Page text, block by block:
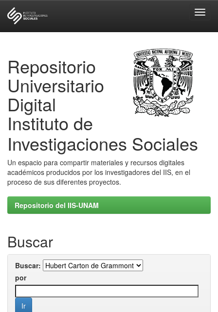
Repositorio
Universitario
Digital
Instituto de
Investigaciones Sociales
Un espacio para compartir materiales y recursos digitales
académicos producidos por los investigadores del IIS, en el
proceso de sus diferentes proyectos.
Repositorio del IIS-UNAM
Buscar
Buscar:
por